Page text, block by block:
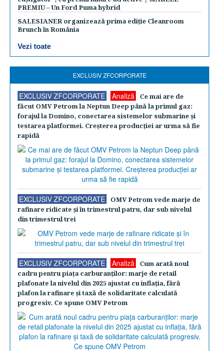
PREMIU – Un Ford Puma hybrid
SALESIANER organizează prima ediție Cleanroom
Brunch în România
Vezi toate
EXCLUSIV ZFCORPORATE
EXCLUSIV ZFCORPORATE Analiză
Ce mai are de
făcut OMV Petrom la Neptun Deep până la primul gaz:
forajul la Domino, conectarea sistemelor submarine şi
testarea platformei. Creşterea producţiei ar urma să fie
rapidă
EXCLUSIV ZFCORPORATE
OMV Petrom vede marje de
rafinare ridicate şi în trimestrul patru, dar sub nivelul
din trimestrul trei
EXCLUSIV ZFCORPORATE Analiză
Cum arată noul
cadru pentru piaţa carburanţilor: marje de retail
plafonate la nivelul din 2025 ajustat cu inflaţia, fără
plafon la rafinare şi taxă de solidaritate calculată
progresiv. Ce spune OMV Petrom